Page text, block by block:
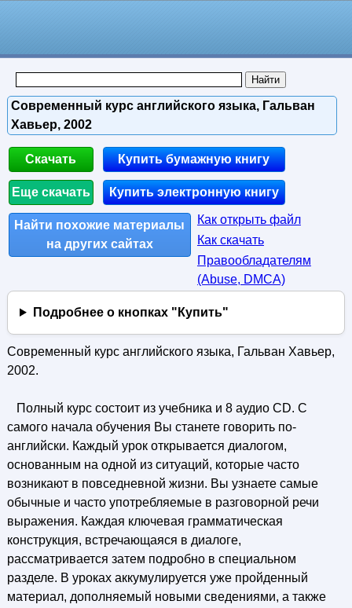
Современный курс английского языка, Гальван
Хавьер, 2002
Скачать
Еще скачать
Купить бумажную книгу
Купить электронную книгу
Найти похожие материалы
на других сайтах
Как открыть файл
Как скачать
Правообладателям
(Abuse, DMСA)
Подробнее о кнопках "Купить"
Современный курс английского языка, Гальван Хавьер,
2002.
Полный курс состоит из учебника и 8 аудио CD. С
самого начала обучения Вы станете говорить по-
английски. Каждый урок открывается диалогом,
основанным на одной из ситуаций, которые часто
возникают в повседневной жизни. Вы узнаете самые
обычные и часто употребляемые в разговорной речи
выражения. Каждая ключевая грамматическая
конструкция, встречающаяся в диалоге,
рассматривается затем подробно в специальном
разделе. В уроках аккумулируется уже пройденный
материал, дополняемый новыми сведениями, а также